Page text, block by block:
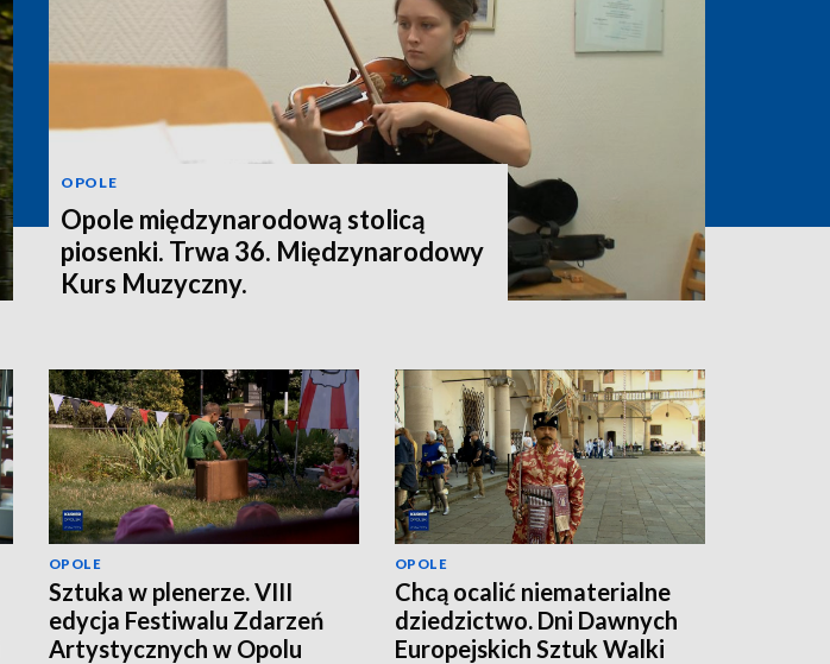
OPOLE
Opole międzynarodową stolicą
piosenki. Trwa 36. Międzynarodowy
Kurs Muzyczny.
OPOLE
Sztuka w plenerze. VIII
edycja Festiwalu Zdarzeń
Artystycznych w Opolu
OPOLE
Chcą ocalić niematerialne
dziedzictwo. Dni Dawnych
Europejskich Sztuk Walki